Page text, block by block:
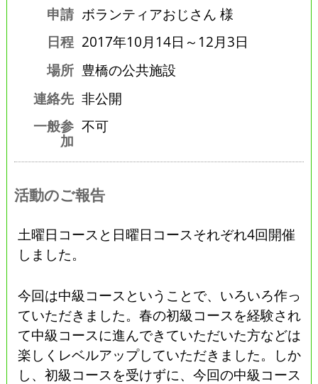
申請 ボランティアおじさん 様
日程 2017年10月14日～12月3日
場所 豊橋の公共施設
連絡先 非公開
一般参
加
不可
活動のご報告
土曜日コースと日曜日コースそれぞれ4回開催
しました。
今回は中級コースということで、いろいろ作っ
ていただきました。春の初級コースを経験され
て中級コースに進んできていただいた方などは
楽しくレベルアップしていただきました。しか
し、初級コースを受けずに、今回の中級コース